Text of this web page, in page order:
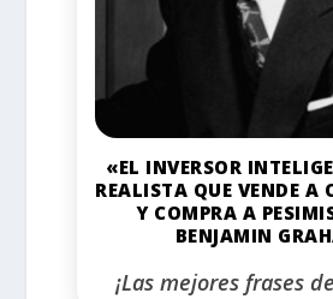
«EL INVERSOR
REALISTA QUE VENDE A
Y COMPRA A
BENJAMIN
¡Las mejores frases